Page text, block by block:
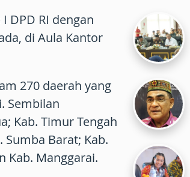
DPD RI dengan
di Aula Kantor
270 daerah yang
Sembilan
Kab. Timur Tengah
Sumba Barat; Kab.
Kab. Manggarai.